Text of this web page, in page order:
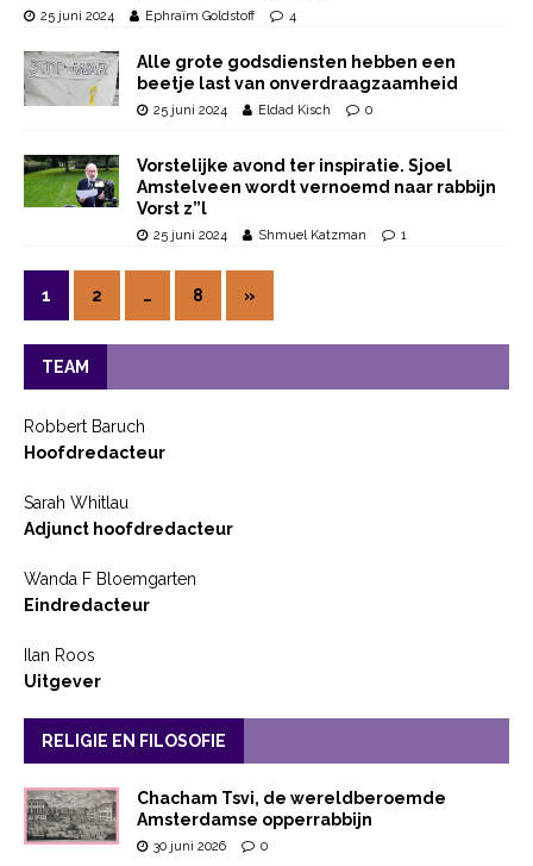
25 juni 2024 Ephraïm Goldstoff 4
Alle grote godsdiensten hebben een
beetje last van onverdraagzaamheid
25 juni 2024 Eldad Kisch 0
Vorstelijke avond ter inspiratie. Sjoel
Amstelveen wordt vernoemd naar rabbijn
Vorst z”l
25 juni 2024 Shmuel Katzman 1
1 2 … 8 »
TEAM
Robbert Baruch
Hoofdredacteur
Sarah Whitlau
Adjunct hoofdredacteur
Wanda F Bloemgarten
Eindredacteur
Ilan Roos
Uitgever
RELIGIE EN FILOSOFIE
Chacham Tsvi, de wereldberoemde
Amsterdamse opperrabbijn
30 juni 2026 0